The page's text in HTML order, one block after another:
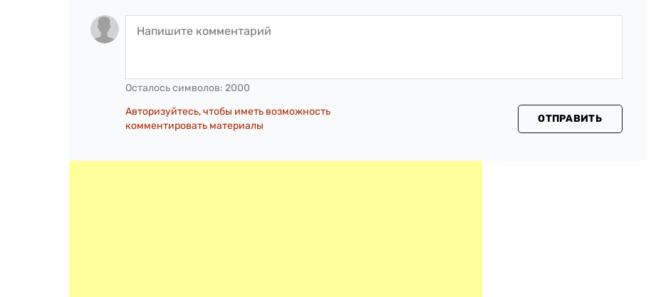
Осталось символов: 2000
Авторизуйтесь, чтобы иметь возможность
комментировать материалы
ОТПРАВИТЬ